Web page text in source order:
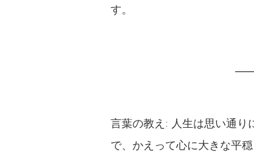
す。
言葉の教え: 人生は思い通り
で、かえって心に大きな平